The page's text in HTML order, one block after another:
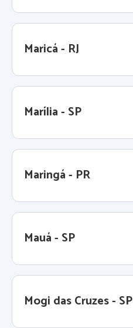
Maricá - RJ
Marília - SP
Maringá - PR
Mauá - SP
Mogi das Cruzes - SP